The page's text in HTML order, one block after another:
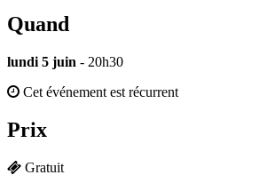
Quand
lundi 5 juin - 20h30
Cet événement est récurrent
Prix
Gratuit